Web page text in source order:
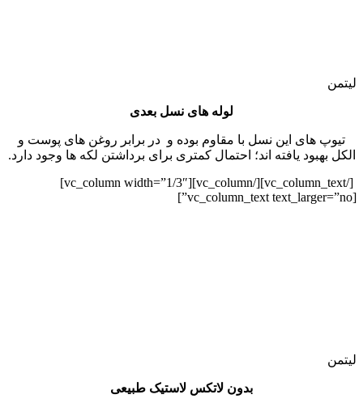
لیتمن
لوله های نسل بعدی
تیوپ های این نسل با مقاوم بوده و در برابر روغن های پوست و
الکل بهبود یافته اند؛ احتمال کمتری برای برداشتن لکه ها وجود دارد.
[/vc_column_text][/vc_column][vc_column width=”1/3″]
[vc_column_text text_larger=”no”]
لیتمن
بدون لاتکس لاستیک طبیعی